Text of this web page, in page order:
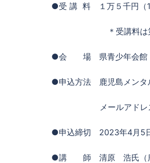
●受 講 料 １万５千円（1
＊受講料は第1回
●会 場 県青少年会館（
●申込方法 鹿児島メンタ
メールアドレ
●申込締切 2023年4月5日
●講 師 清原 浩氏（鹿児